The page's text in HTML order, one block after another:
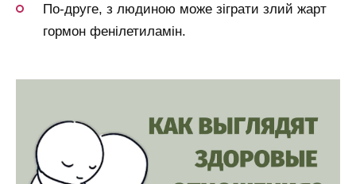
По-друге, з людиною може зіграти злий жарт
гормон фенілетиламін.